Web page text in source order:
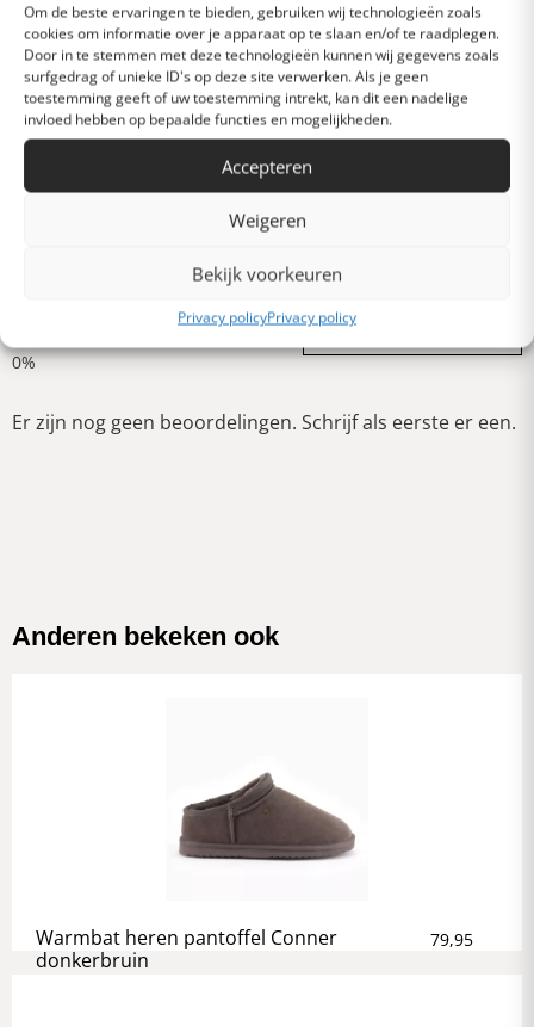
Om de beste ervaringen te bieden, gebruiken wij technologieën zoals
cookies om informatie over je apparaat op te slaan en/of te raadplegen.
Door in te stemmen met deze technologieën kunnen wij gegevens zoals
surfgedrag of unieke ID's op deze site verwerken. Als je geen
toestemming geeft of uw toestemming intrekt, kan dit een nadelige
invloed hebben op bepaalde functies en mogelijkheden.
Accepteren
Weigeren
Bekijk voorkeuren
Privacy policyPrivacy policy
Heel goed
Gemiddeld
Schrijf een review
Er zijn nog geen beoordelingen. Schrijf als eerste er een.
Anderen bekeken ook
Warmbat heren pantoffel Conner
donkerbruin
79,95